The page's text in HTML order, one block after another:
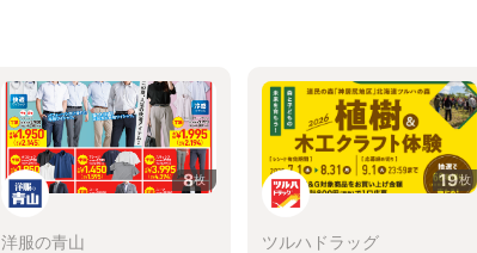
8枚
洋服の青山
19枚
ツルハドラッグ